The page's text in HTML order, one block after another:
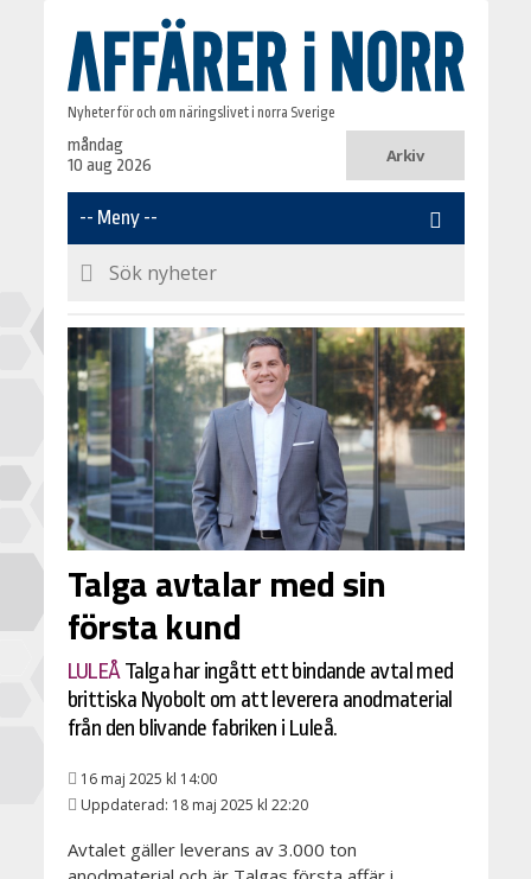
Nyheter för och om näringslivet i norra Sverige
måndag
10 aug 2026
Arkiv
Talga avtalar med sin
första kund
LULEÅ Talga har ingått ett bindande avtal med
brittiska Nyobolt om att leverera anodmaterial
från den blivande fabriken i Luleå.
16 maj 2025 kl 14:00
Uppdaterad: 18 maj 2025 kl 22:20
Avtalet gäller leverans av 3.000 ton